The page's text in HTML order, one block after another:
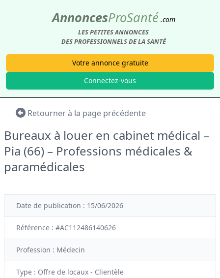
AnnoncesProSanté .com
LES PETITES ANNONCES
DES PROFESSIONNELS DE LA SANTÉ
Votre annonce gratuite
Connectez-vous
Retourner à la page précédente
Bureaux à louer en cabinet médical –
Pia (66) – Professions médicales &
paramédicales
Date de publication : 15/06/2026
Référence : #AC112486140626
Profession : Médecin
Type : Offre de locaux - Clientèle